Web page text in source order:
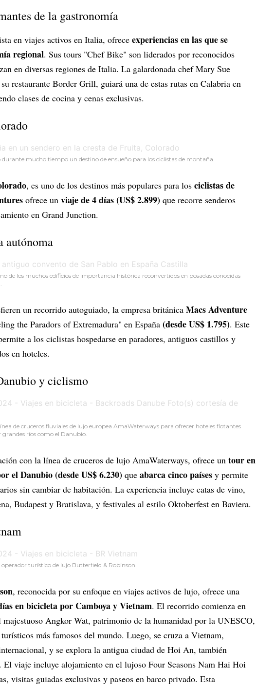
de la gastronomía
en viajes activos en Italia, ofrece experiencias en las que se
regional. Sus tours "Chef Bike" son liderados por reconocidos
en diversas regiones de Italia. La galardonada chef Mary Sue
restaurante Border Grill, guiará una de estas rutas en Calabria en
clases de cocina y cenas exclusivas.
durante mucho tiempo un destino de ensueño para los ciclistas de montaña.
, es uno de los destinos más populares para los ciclistas de
ofrece un viaje de 4 días (US$ 2.899) que recorre senderos
en Grand Junction.
autónoma
de los muchos edificios de importancia histórica reconvertidos en posadas conocidas
un recorrido autoguiado, la empresa británica Macs Adventure
the Paradors of Extremadura" en España (desde US$ 1.795). Este
a los ciclistas hospedarse en paradores, antiguos castillos y
en hoteles.
y ciclismo
de cruceros fluviales de lujo europea AmaWaterways para ofrecer hoteles flotantes
grandes ríos como el Danubio.
con la línea de cruceros de lujo AmaWaterways, ofrece un tour en
el Danubio(desde US$ 6.230) que abarca cinco países y permite
sin cambiar de habitación. La experiencia incluye catas de vino,
Budapest y Bratislava, y festivales al estilo Oktoberfest en Baviera.
turístico de lujo Butterfield & Robinson.
, reconocida por su enfoque en viajes activos de lujo, ofrece una
en bicicleta por Camboya y Vietnam. El recorrido comienza en
majestuoso Angkor Wat, patrimonio de la humanidad por la UNESCO,
más famosos del mundo. Luego, se cruza a Vietnam,
y se explora la antigua ciudad de Hoi An, también
El viaje incluye alojamiento en el lujoso Four Seasons Nam Hai Hoi
visitas guiadas exclusivas y paseos en barco privado. Esta